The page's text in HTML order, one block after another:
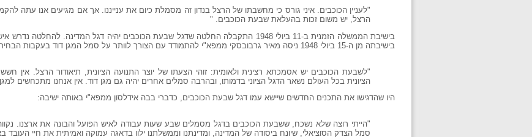
הרצל, יש משום זכות בהעלאת שבעת הכוכבים. "
בישיבת הממשלה הזמנית ב-11 ביולי 1948 התקבלה החלטה שדגל שבעת הכוכבים יהיה דגל המדינה.
בישיבתה מן ה-15 ביולי 1948 ניסה מאיר גרבובסקי ממפא"י להתמודד עם הצורך לוותר על סמל המגן דוד בעקבות הבחירה בדגל שבעת הכוכבים:
"לשבעת הכוכבים יש אסמכתא רצינית ולאומית: זוהי הצעתו של יוצר התנועה הציונית, תיאודור הרצל. אין
הציונית בכל העולם נשאר הדגל הציוני בדמותו, ובהרבה סמלים אחרים יהיה גם מגן דוד. אין אנחנו מתכחשים למגן
היו שהדגישו את התכנים החדשים שיישא עמו דגל שבעת הכוכבים, כדברי בבה אידלסון ממפא"י באותה ישיבה:
"הייתי רוצה שלא נשכח, ששבעת הכוכבים בדגל מסמלים שבע שעות עבודה לאיש הפועל והבונה את ארצנו.
סמל הצדק הסוציאלי, שיונח ביסודה של המדינה, ומדינתנו וממשלתנו ילוו בדאגה עמוקה ואמיתית את חיי העובד